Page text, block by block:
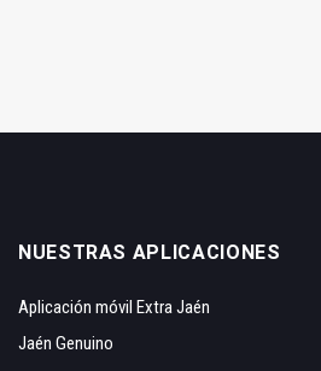
NUESTRAS APLICACIONES
Aplicación móvil Extra Jaén
Jaén Genuino